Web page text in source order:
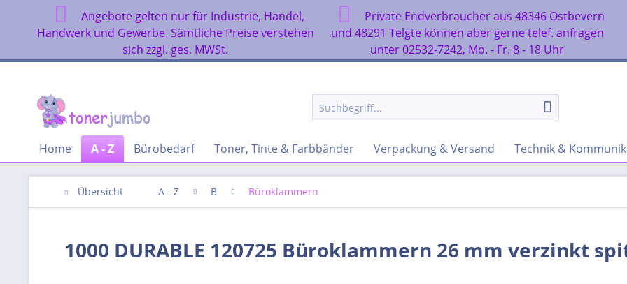
Angebote gelten nur für Industrie, Handel,
Handwerk und Gewerbe. Sämtliche Preise verstehen
sich zzgl. ges. MWSt.
Private Endverbraucher aus 48346 Ostbevern
und 48291 Telgte können aber gerne telef. anfragen
unter 02532-7242, Mo. - Fr. 8 - 18 Uhr
Home A - Z Bürobedarf Toner, Tinte & Farbbänder Verpackung & Versand Technik &
Übersicht A - Z B Büroklammern
1000 DURABLE 120725 Büroklammern 26 mm verzinkt